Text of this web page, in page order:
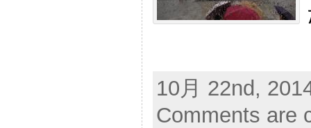
10月 22nd,
Comments are